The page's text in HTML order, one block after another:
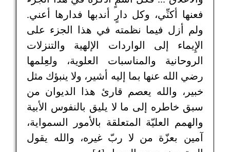
فعنها أكنِّي، وكل دارٍ أندبها فدارها أعني.
ولم أزل فيما نظمته في هذا الجزء على
الإِيماء إلى الواردات الإلهية والتنزلات
الروحانية والمناسبات العلوية، ولعِلمها
رضي الله عنها بما إليه أشير، ولا ينبؤك مثل
خبير، والله يعصم قارئ هذا الديوان من
سبق خاطره إلى ما لا يليق بالنفوس الأبية
والهمم العليّة المتعلقة بالأمور السمواية،
آمين بعزّة من لا ربّ غيره، والله يقول